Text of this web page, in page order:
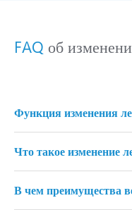
FAQ об
Функция изменения
Что такое изменение
В чем преимущества